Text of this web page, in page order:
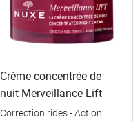
Crème concentrée de
nuit Merveillance Lift
Correction rides - Action